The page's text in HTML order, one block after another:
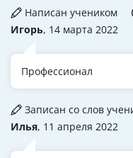
Игорь, 14 марта 2022
Написан учеником
Профессионал
Илья, 11 апреля 2022
Записан со слов